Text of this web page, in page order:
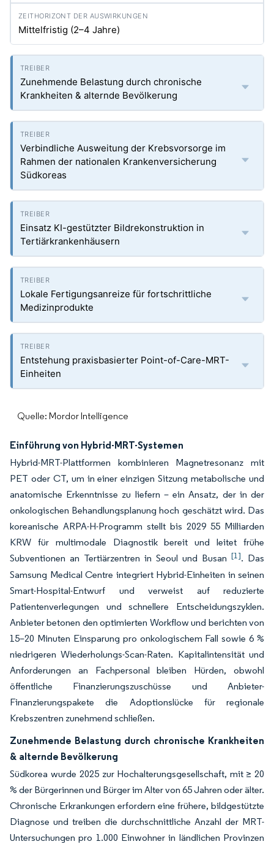
Mittelfristig (2–4 Jahre)
Zunehmende Belastung durch chronische
Krankheiten & alternde Bevölkerung
Verbindliche Ausweitung der Krebsvorsorge im
Rahmen der nationalen Krankenversicherung
Südkoreas
Einsatz KI-gestützter Bildrekonstruktion in
Tertiärkrankenhäusern
Lokale Fertigungsanreize für fortschrittliche
Medizinprodukte
Entstehung praxisbasierter Point-of-Care-MRT-
Einheiten
Quelle: Mordor Intelligence
Einführung von Hybrid-MRT-Systemen
Hybrid-MRT-Plattformen kombinieren Magnetresonanz mit
PET oder CT, um in einer einzigen Sitzung metabolische und
anatomische Erkenntnisse zu liefern – ein Ansatz, der in der
onkologischen Behandlungsplanung hoch geschätzt wird. Das
koreanische ARPA-H-Programm stellt bis 2029 55 Milliarden
KRW für multimodale Diagnostik bereit und leitet frühe
Subventionen an Tertiärzentren in Seoul und Busan [1]. Das
Samsung Medical Centre integriert Hybrid-Einheiten in seinen
Smart-Hospital-Entwurf und verweist auf reduzierte
Patientenverlegungen und schnellere Entscheidungszyklen.
Anbieter betonen den optimierten Workflow und berichten von
15–20 Minuten Einsparung pro onkologischem Fall sowie 6 %
niedrigeren Wiederholungs-Scan-Raten. Kapitalintensität und
Anforderungen an Fachpersonal bleiben Hürden, obwohl
öffentliche Finanzierungszuschüsse und Anbieter-
Finanzierungspakete die Adoptionslücke für regionale
Krebszentren zunehmend schließen.
Zunehmende Belastung durch chronische Krankheiten
& alternde Bevölkerung
Südkorea wurde 2025 zur Hochalterungsgesellschaft, mit ≥ 20
% der Bürgerinnen und Bürger im Alter von 65 Jahren oder älter.
Chronische Erkrankungen erfordern eine frühere, bildgestützte
Diagnose und treiben die durchschnittliche Anzahl der MRT-
Untersuchungen pro 1.000 Einwohner in ländlichen Provinzen